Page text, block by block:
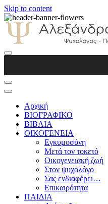
Skip to content
Παιδοψυχολόγος
Αρχική
ΒΙΟΓΡΑΦΙΚΟ
ΒΙΒΛΙΑ
ΟΙΚΟΓΕΝΕΙΑ
Εγκυμοσύνη
Μετά τον τοκετό
Οικογενειακή ζωή
Στον ψυχολόγο
Σας ενδιαφέρει…
Επικαιρότητα
ΠΑΙΔΙΑ